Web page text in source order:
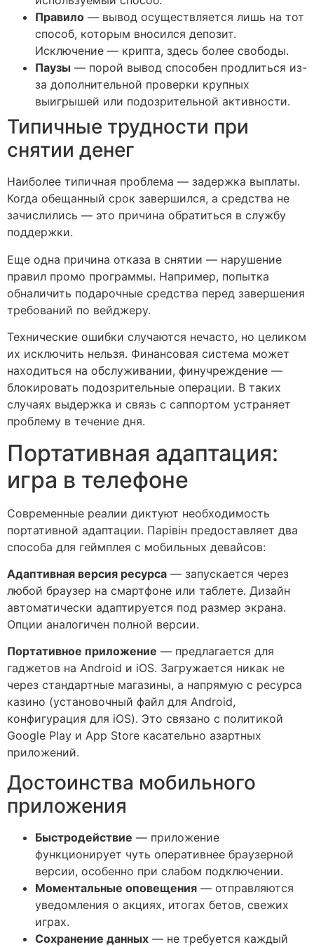
Правило — вывод осуществляется лишь на тот
способ, которым вносился депозит.
Исключение — крипта, здесь более свободы.
Паузы — порой вывод способен продлиться из-
за дополнительной проверки крупных
выигрышей или подозрительной активности.
Типичные трудности при
снятии денег
Наиболее типичная проблема — задержка выплаты.
Когда обещанный срок завершился, а средства не
зачислились — это причина обратиться в службу
поддержки.
Еще одна причина отказа в снятии — нарушение
правил промо программы. Например, попытка
обналичить подарочные средства перед завершения
требований по вейджеру.
Технические ошибки случаются нечасто, но целиком
их исключить нельзя. Финансовая система может
находиться на обслуживании, финучреждение —
блокировать подозрительные операции. В таких
случаях выдержка и связь с саппортом устраняет
проблему в течение дня.
Портативная адаптация:
игра в телефоне
Современные реалии диктуют необходимость
портативной адаптации. Парівін предоставляет два
способа для геймплея с мобильных девайсов:
Адаптивная версия ресурса — запускается через
любой браузер на смартфоне или таблете. Дизайн
автоматически адаптируется под размер экрана.
Опции аналогичен полной версии.
Портативное приложение — предлагается для
гаджетов на Android и iOS. Загружается никак не
через стандартные магазины, а напрямую с ресурса
казино (установочный файл для Android,
конфигурация для iOS). Это связано с политикой
Google Play и App Store касательно азартных
приложений.
Достоинства мобильного
приложения
Быстродействие — приложение
функционирует чуть оперативнее браузерной
версии, особенно при слабом подключении.
Моментальные оповещения — отправляются
уведомления о акциях, итогах бетов, свежих
играх.
Сохранение данных — не требуется каждый